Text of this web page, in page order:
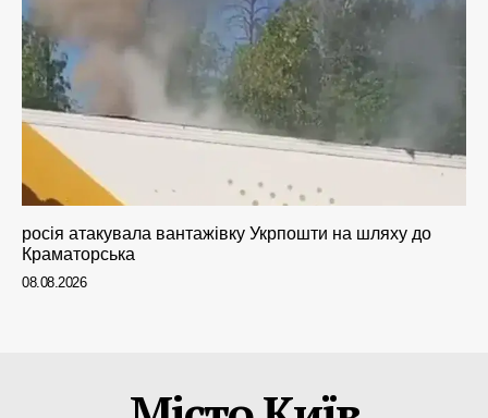
росія атакувала вантажівку Укрпошти на шляху до
Краматорська
08.08.2026